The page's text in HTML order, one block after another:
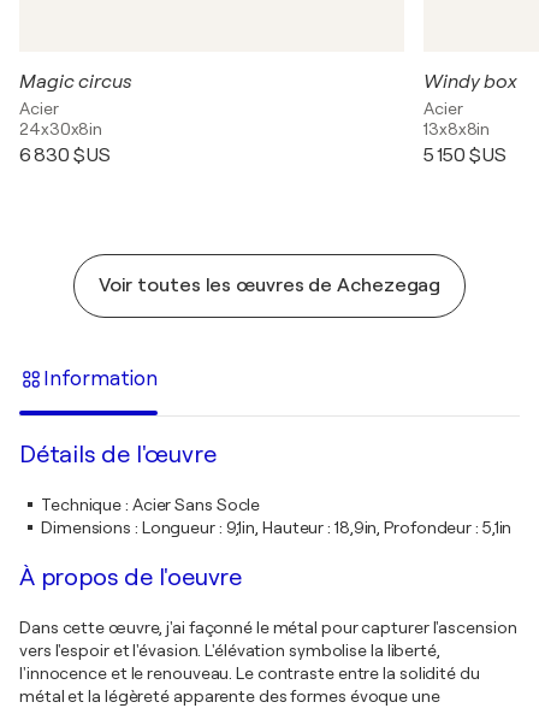
Magic circus
Acier
24x30x8in
6 830 $US
Windy box
Acier
13x8x8in
5 150 $US
Voir toutes les œuvres de Achezegag
Information
Détails de l'œuvre
Technique: Acier Sans Socle
Dimensions : Longueur : 9,1in, Hauteur : 18,9in, Profondeur : 5,1in
À propos de l'oeuvre
Dans cette œuvre, j'ai façonné le métal pour capturer l'ascension
vers l'espoir et l'évasion. L'élévation symbolise la liberté,
l'innocence et le renouveau. Le contraste entre la solidité du
métal et la légèreté apparente des formes évoque une